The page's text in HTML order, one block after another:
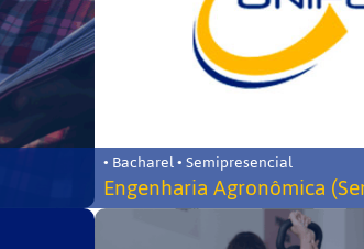
• Bacharel • Semipresencial
Engenharia Agronômica